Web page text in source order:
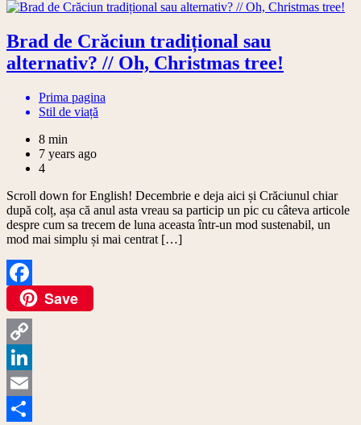
Brad de Crăciun tradițional sau
alternativ? // Oh, Christmas tree!
Prima pagina
Stil de viață
8 min
7 years ago
4
Scroll down for English! Decembrie e deja aici și Crăciunul chiar
după colț, așa că anul asta vreau sa particip un pic cu câteva articole
despre cum sa trecem de luna aceasta într-un mod sustenabil, un
mod mai simplu și mai centrat […]
FacebookSave
Copy
Link
LinkedIn
Email